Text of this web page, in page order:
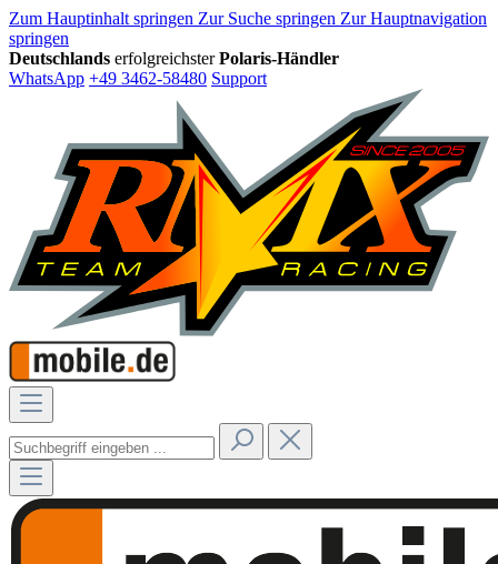
Zum Hauptinhalt springen Zur Suche springen Zur Hauptnavigation
springen
Deutschlands erfolgreichster Polaris-Händler
WhatsApp +49 3462-58480 Support